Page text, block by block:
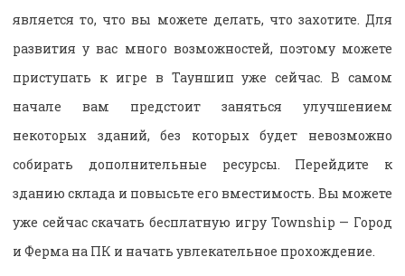
является то, что вы можете делать, что захотите. Для
развития у вас много возможностей, поэтому можете
приступать к игре в Тауншип уже сейчас. В самом
начале вам предстоит заняться улучшением
некоторых зданий, без которых будет невозможно
собирать дополнительные ресурсы. Перейдите к
зданию склада и повысьте его вместимость. Вы можете
уже сейчас скачать бесплатную игру Township — Город
и Ферма на ПК и начать увлекательное прохождение.